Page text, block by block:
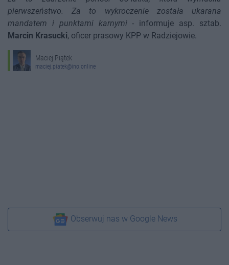
pierwszeństwo. Za to wykroczenie została ukarana
mandatem i punktami karnymi- informuje asp. sztab.
Marcin Krasucki, oficer prasowy KPP w Radziejowie.
Maciej Piątek
maciej.piatek@ino.online
Obserwuj nas w Google News